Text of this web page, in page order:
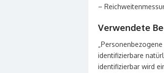
–
Verwendete
identifizierbare
identifizierbar wird